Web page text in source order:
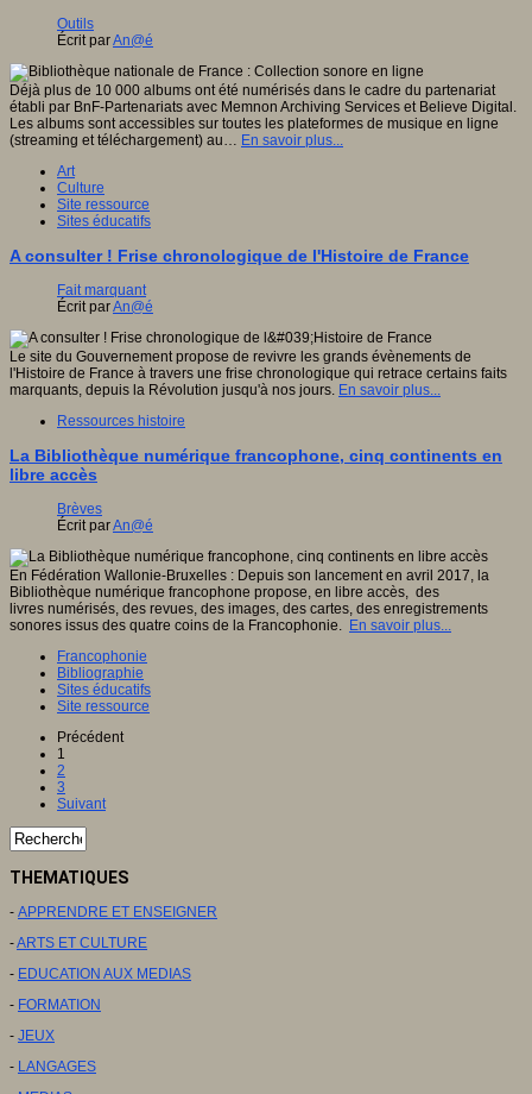
Outils
Écrit parAn@é
Déjà plus de 10 000 albums ont été numérisés dans le cadre du partenariat
établi par BnF-Partenariats avec Memnon Archiving Services et Believe Digital.
Les albums sont accessibles sur toutes les plateformes de musique en ligne
(streaming et téléchargement) au… En savoir plus...
Art
Culture
Site ressource
Sites éducatifs
A consulter ! Frise chronologique de l'Histoire de France
Fait marquant
Écrit parAn@é
Le site du Gouvernement propose de revivre les grands évènements de
l'Histoire de France à travers une frise chronologique qui retrace certains faits
marquants, depuis la Révolution jusqu'à nos jours. En savoir plus...
Ressources histoire
La Bibliothèque numérique francophone, cinq continents en
libre accès
Brèves
Écrit parAn@é
En Fédération Wallonie-Bruxelles : Depuis son lancement en avril 2017, la
Bibliothèque numérique francophone propose, en libre accès, des
livres numérisés, des revues, des images, des cartes, des enregistrements
sonores issus des quatre coins de la Francophonie. En savoir plus...
Francophonie
Bibliographie
Sites éducatifs
Site ressource
Précédent
1
2
3
Suivant
THEMATIQUES
- APPRENDRE ET ENSEIGNER
-ARTS ET CULTURE
- EDUCATION AUX MEDIAS
- FORMATION
- JEUX
- LANGAGES